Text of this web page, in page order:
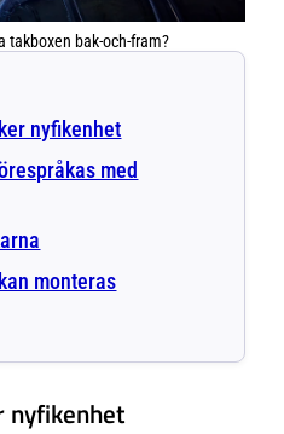
takboxen bak-och-fram?
nyfikenhet
med
monteras
nyfikenhet